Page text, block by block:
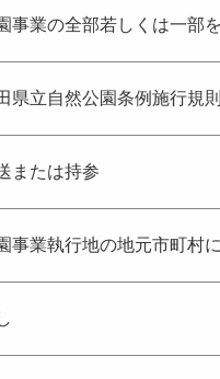
事業の全部若しくは一部
県立自然公園条例施行規
または持参
事業執行地の地元市町村